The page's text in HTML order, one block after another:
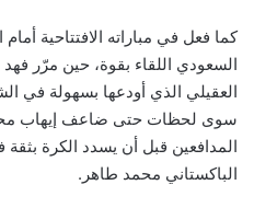
كما فعل في مباراته الافتتاحية أمام
السعودي اللقاء بقوة، حين مرّر
العقيلي الذي أودعها بسهولة في
سوى لحظات حتى ضاعف إيهاب محمد
المدافعين قبل أن يسدد الكرة
الباكستاني محمد طاهر.